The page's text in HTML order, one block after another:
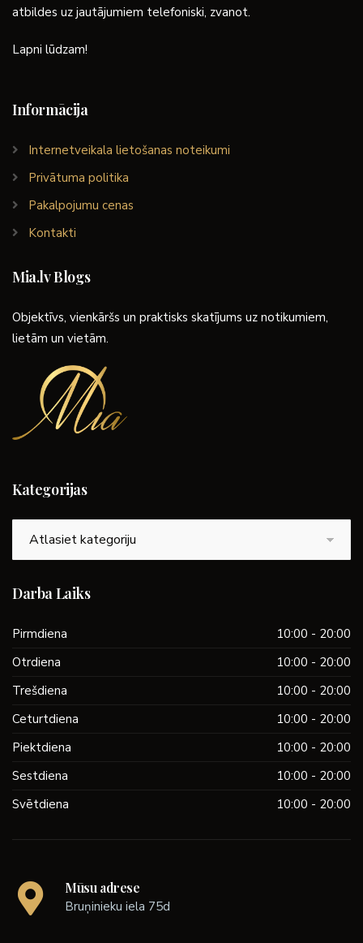
atbildes uz jautājumiem telefoniski, zvanot.
Lapni lūdzam!
Informācija
Internetveikala lietošanas noteikumi
Privātuma politika
Pakalpojumu cenas
Kontakti
Mia.lv Blogs
Objektīvs, vienkāršs un praktisks skatījums uz notikumiem,
lietām un vietām.
Kategorijas
Darba Laiks
Pirmdiena
10:00 - 20:00
Otrdiena
10:00 - 20:00
Trešdiena
10:00 - 20:00
Ceturtdiena
10:00 - 20:00
Piektdiena
10:00 - 20:00
Sestdiena
10:00 - 20:00
Svētdiena
10:00 - 20:00
Mūsu adrese
Bruņinieku iela 75d